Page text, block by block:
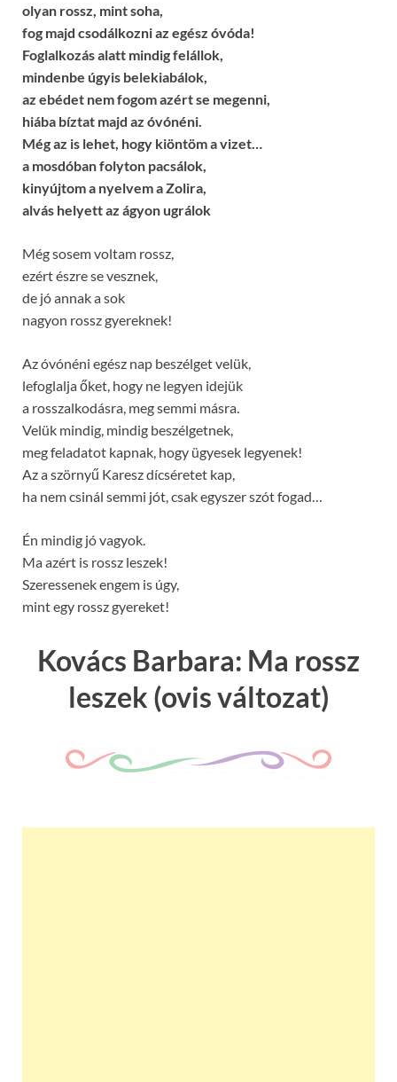
olyan rossz, mint soha,
fog majd csodálkozni az egész óvóda!
Foglalkozás alatt mindig felállok,
mindenbe úgyis belekiabálok,
az ebédet nem fogom azért se megenni,
hiába bíztat majd az óvónéni.
Még az is lehet, hogy kiöntöm a vizet…
a mosdóban folyton pacsálok,
kinyújtom a nyelvem a Zolira,
alvás helyett az ágyon ugrálok
Még sosem voltam rossz,
ezért észre se vesznek,
de jó annak a sok
nagyon rossz gyereknek!
Az óvónéni egész nap beszélget velük,
lefoglalja őket, hogy ne legyen idejük
a rosszalkodásra, meg semmi másra.
Velük mindig, mindig beszélgetnek,
meg feladatot kapnak, hogy ügyesek legyenek!
Az a szörnyű Karesz dícséretet kap,
ha nem csinál semmi jót, csak egyszer szót fogad…
Én mindig jó vagyok.
Ma azért is rossz leszek!
Szeressenek engem is úgy,
mint egy rossz gyereket!
Kovács Barbara: Ma rossz
leszek (ovis változat)